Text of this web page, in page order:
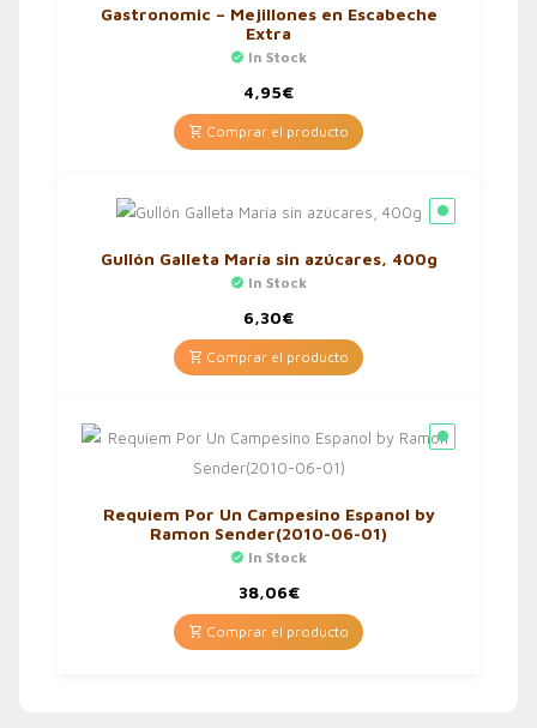
Gastronomic – Mejillones en Escabeche
Extra
In Stock
4,95€
Comprar el producto
Gullón Galleta María sin azúcares, 400g
In Stock
6,30€
Comprar el producto
Requiem Por Un Campesino Espanol by
Ramon Sender(2010-06-01)
In Stock
38,06€
Comprar el producto